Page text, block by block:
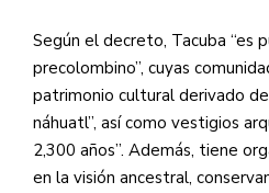
Según el decreto, Tacuba “es
precolombino”, cuyas
patrimonio cultural derivado
náhuatl”, así como vestigios
2,300 años”. Además, tiene
en la visión ancestral,